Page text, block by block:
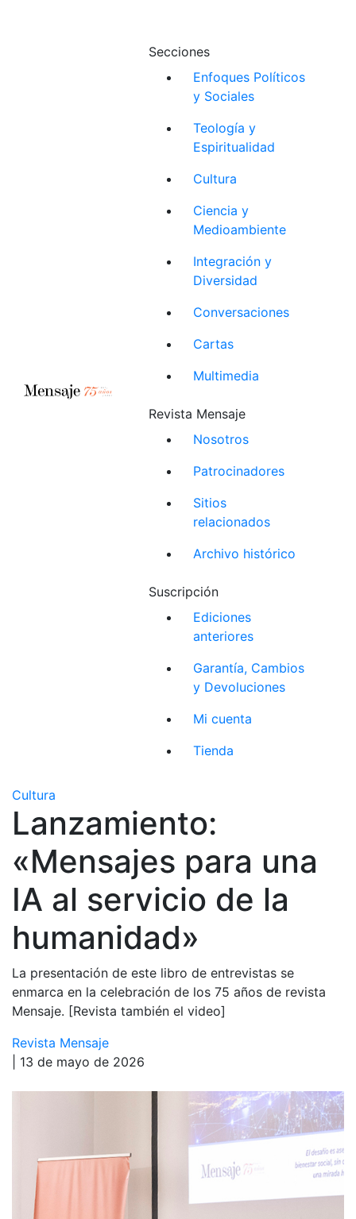
Secciones
Enfoques Políticos
y Sociales
Teología y
Espiritualidad
Cultura
Ciencia y
Medioambiente
Integración y
Diversidad
Conversaciones
Cartas
Multimedia
Revista Mensaje
Nosotros
Patrocinadores
Sitios
relacionados
Archivo histórico
Suscripción
Ediciones
anteriores
Garantía, Cambios
y Devoluciones
Mi cuenta
Tienda
Cultura
Lanzamiento:
«Mensajes para una
IA al servicio de la
humanidad»
La presentación de este libro de entrevistas se
enmarca en la celebración de los 75 años de revista
Mensaje. [Revista también el video]
Revista Mensaje
| 13 de mayo de 2026